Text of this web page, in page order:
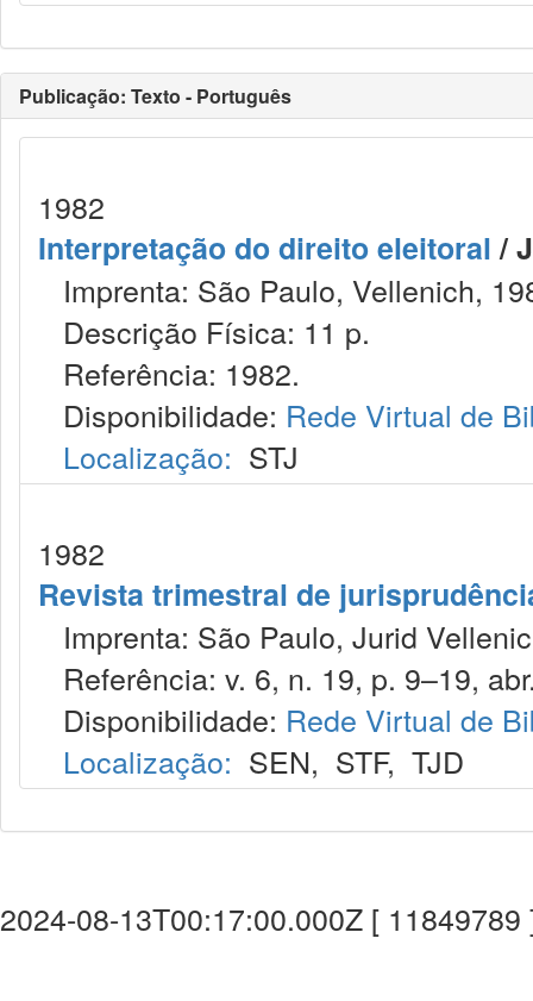
Publicação: Texto - Português
1982
Interpretação do direito eleitoral/
Imprenta: São Paulo, Vellenich,
Descrição Física: 11 p.
Referência: 1982.
Disponibilidade: Rede Virtual de
Localização: STJ
1982
Revista trimestral de
Imprenta: São Paulo, Jurid
Referência: v. 6, n. 19, p. 9–19,
Disponibilidade: Rede Virtual de
Localização: SEN, STF, TJD
2024-08-13T00:17:00.000Z [ 11849789